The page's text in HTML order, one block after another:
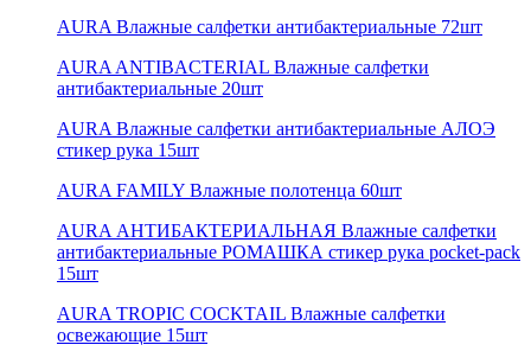
AURA Влажные салфетки антибактериальные 72шт
AURA ANTIBACTERIAL Влажные салфетки
антибактериальные 20шт
AURA Влажные салфетки антибактериальные АЛОЭ
стикер рука 15шт
AURA FAMILY Влажные полотенца 60шт
AURA АНТИБАКТЕРИАЛЬНАЯ Влажные салфетки
антибактериальные РОМАШКА стикер рука pocket-pack
15шт
AURA TROPIC COCKTAIL Влажные салфетки
освежающие 15шт